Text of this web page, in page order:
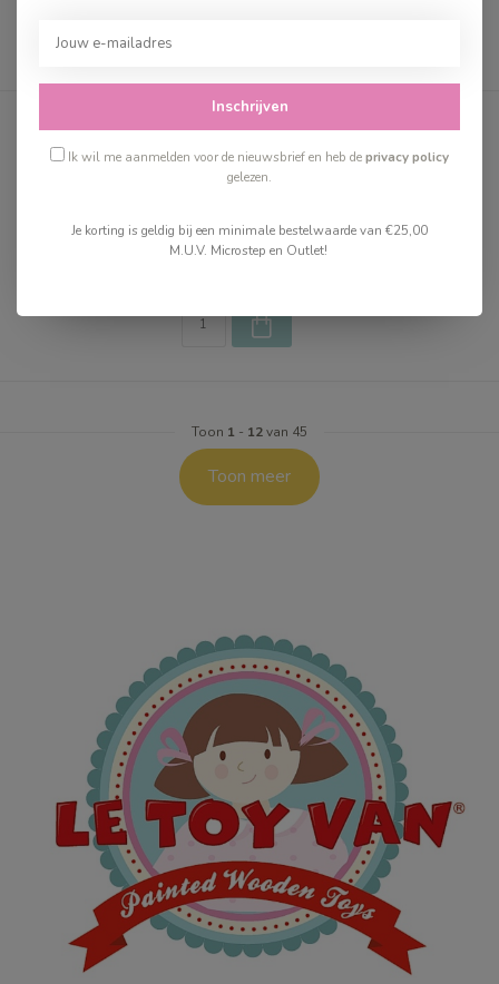
Bertie's Tractor
Op voorraad
Toon 1 - 12van 45
Toon meer
Inschrijven
Ik wil me aanmelden voor de nieuwsbrief en heb deprivacy policy
gelezen.
Je korting is geldig bij een minimale bestelwaarde van €25,00
M.U.V. Microstep en Outlet!